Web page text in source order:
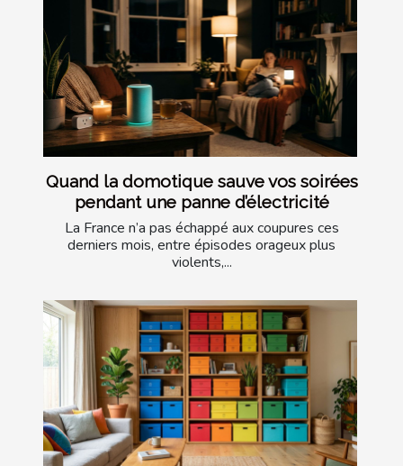
Quand la domotique sauve vos soirées
pendant une panne d’électricité
La France n’a pas échappé aux coupures ces
derniers mois, entre épisodes orageux plus
violents,...